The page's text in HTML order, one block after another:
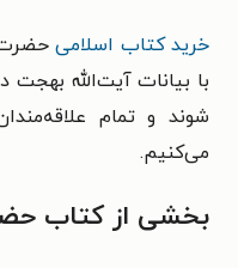
خرید کتاب اسلامیحضرت
با بیانات آیت‌الله
شوند و تمام
می‌کنیم.
بخشی از کتاب